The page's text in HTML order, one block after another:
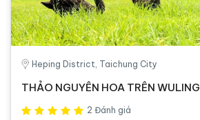
Heping District, Taichung City
THẢO NGUYÊN HOA TRÊN WULING
2 Đánh giá